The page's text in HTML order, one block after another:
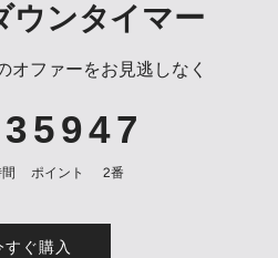
ウンタイマー
オファーをお見逃しなく
359
ポイント
47
2番
すぐ購入